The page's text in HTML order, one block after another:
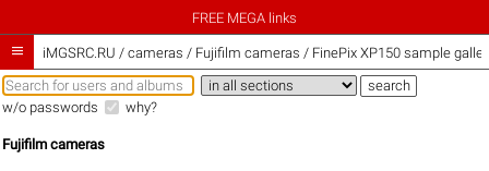
FREE MEGA links
 iMGSRC.RU / cameras / Fujifilm cameras / FinePix XP150 sample
w/o passwords why?
Fujifilm cameras